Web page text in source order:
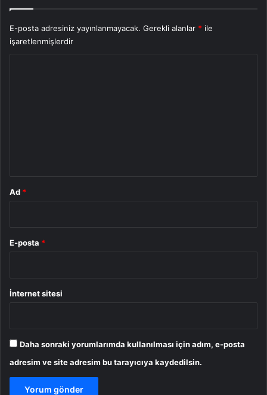
E-posta adresiniz yayınlanmayacak. Gerekli alanlar * ile
işaretlenmişlerdir
Ad *
E-posta *
İnternet sitesi
Daha sonraki yorumlarımda kullanılması için adım, e-posta
adresim ve site adresim bu tarayıcıya kaydedilsin.